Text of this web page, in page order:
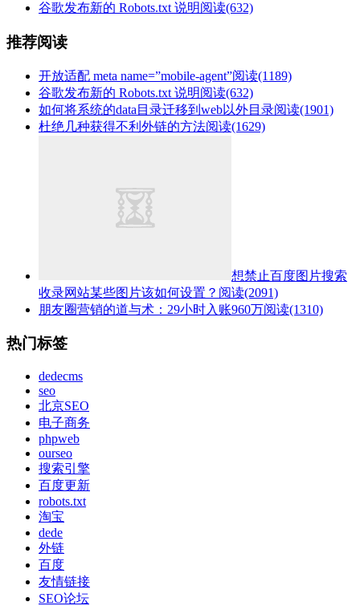
谷歌发布新的 Robots.txt 说明阅读(632)
推荐阅读
开放适配 meta name=”mobile-agent”阅读(1189)
谷歌发布新的 Robots.txt 说明阅读(632)
如何将系统的data目录迁移到web以外目录阅读(1901)
杜绝几种获得不利外链的方法阅读(1629)
想禁止百度图片搜索
收录网站某些图片该如何设置？ 阅读(2091)
朋友圈营销的道与术：29小时入账960万阅读(1310)
热门标签
dedecms
seo
北京SEO
电子商务
phpweb
ourseo
搜索引擎
百度更新
robots.txt
淘宝
dede
外链
百度
友情链接
SEO论坛